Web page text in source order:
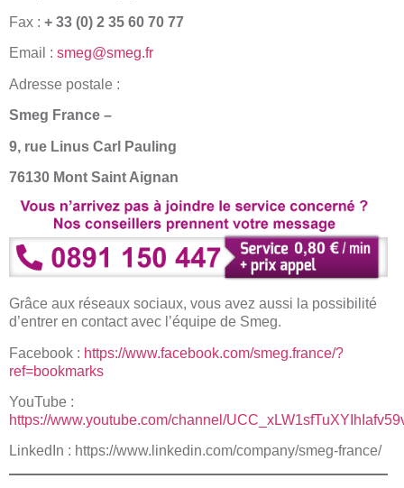
Fax : + 33 (0) 2 35 60 70 77
Email : smeg@smeg.fr
Adresse postale :
Smeg France –
9, rue Linus Carl Pauling
76130 Mont Saint Aignan
Grâce aux réseaux sociaux, vous avez aussi la possibilité
d’entrer en contact avec l’équipe de Smeg.
Facebook : https://www.facebook.com/smeg.france/?
ref=bookmarks
YouTube :
https://www.youtube.com/channel/
LinkedIn : https://www.linkedin.com/company/smeg-france/